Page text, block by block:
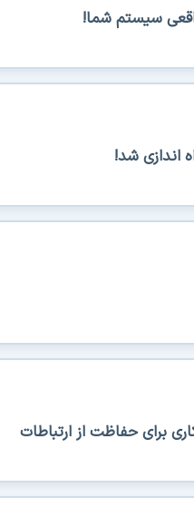
برای حفاظت از ارتباطات